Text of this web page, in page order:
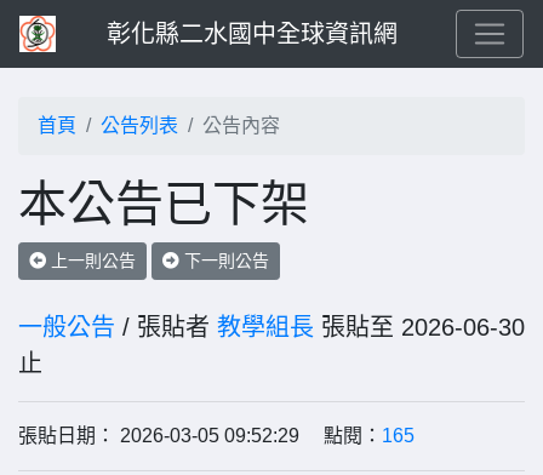
彰化縣二水國中全球資訊網
首頁 公告列表 公告內容
本公告已下架
上一則公告 下一則公告
一般公告 / 張貼者 教學組長 張貼至 2026-06-30
止
張貼日期： 2026-03-05 09:52:29 點閱： 165